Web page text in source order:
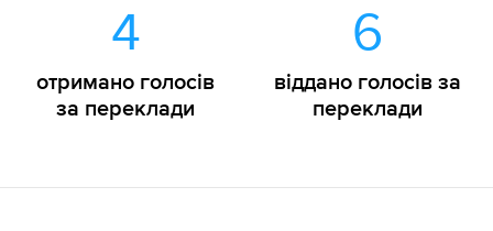
4
отримано голосів
за переклади
6
віддано голосів за
переклади